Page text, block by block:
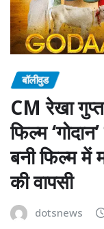
बॉलीवुड
CM रेखा
फिल्म
बनी फिल्म में
की वापसी
dotsnews